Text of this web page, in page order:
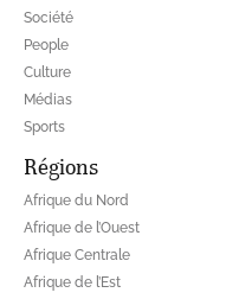
Société
People
Culture
Médias
Sports
Régions
Afrique du Nord
Afrique de l’Ouest
Afrique Centrale
Afrique de l’Est